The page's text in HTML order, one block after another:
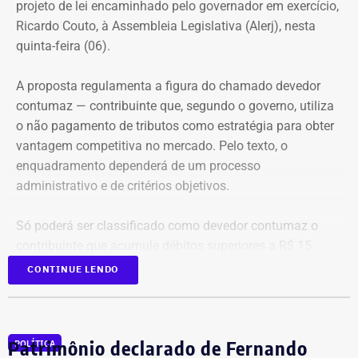
antes mesmo que o contato físico aconteça”, comenta.
Apesar da recuperação, o valor ainda está 16,3% abaixo,
Quando a comparação é feita em valores corrigidos pela
inflação, a diferença chega a 30,1%.
Patrimônio de Fred Pacheco é
composto em sua maioria por
concentrada em imóveis. O deputado informou possuir
dois apartamentos, avaliados em R$ 1,62 milhão, que
A declaração também inclui aproximadamente R$ 679
projeto de lei encaminhado pelo governador em exercício,
Ricardo Couto, à Assembleia Legislativa (Alerj), nesta
quinta-feira (06).
A proposta regulamenta a figura do chamado devedor
contumaz — contribuinte que, segundo o governo, utiliza
o não pagamento de tributos como estratégia para obter
vantagem competitiva no mercado. Pelo texto, o
enquadramento dependerá de um processo
administrativo e de critérios objetivos.
Só poderá ser classificado como devedor contumaz o
milhões, em valor superior ao patrimônio conhecido, além
de manter irregularidades no recolhimento do ICMS por,
CONTINUE LENDO
POLÍTICA
Patrimônio declarado de Fernando